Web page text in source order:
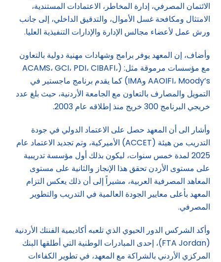
الائتمان المصرفي، إدارة المخاطر، الاعتمادات المستندية،
الامتثال ومكافحة غسل الأموال، والتدقيق الداخلي، إلى جانب
ورش عمل لأعضاء مجالس الإدارة والإدارات التنفيذية العليا.
وأضاف، إن المعهد يوفر برامج وشهادات مهنية دولية بالتعاون
مع مؤسسات مرموقة مثل: (ACAMS، GCI، PDI، CIBAFI،
AAOIFI، Moody’s وIMA) كما يقدم برنامج ماجستير في
التمويل والمصارف بالتعاون مع الجامعة الأردنية، حيث بلغ عدد
خريجي البرنامج 300 خريج منذ إطلاقه عام 2003.
وأشار الى أن المعهد حصل على الاعتماد الدولي في جودة
التدريب من هيئة (ACCET) الأميركية، وتم تجديد الاعتماد عام
2025 لمدة خمس سنوات، ليكون بذلك أول مؤسسة تدريبية
على مستوى الأردن تحقق هذا الإنجاز والثانية على مستوى
المعاهد المصرفية العربية، مشيراً إلى أن ذلك يعكس التزام
المعهد بأعلى معايير الجودة العالمية في التدريب والتطوير
المصرفي.
وأكد الشركس الدور الحيوي الذي تلعبه أكاديمية الفنتك الأردنية
(FTA Jordan)، إحدى المبادرات الوطنية التي أطلقها البنك
المركزي الأردني بالشراكة مع المعهد، في تطوير الكفاءات